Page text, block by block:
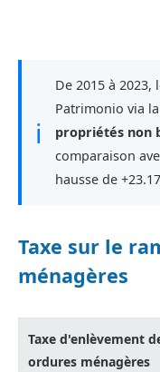
ℹ
De 2015 à
Patrimonio via la
propriétés non
comparaison
hausse de
Taxe sur le
ménagères
Taxe d'enlèvement
ordures ménagères